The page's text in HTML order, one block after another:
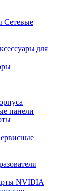
Сетевые
для
панели
NVIDIA